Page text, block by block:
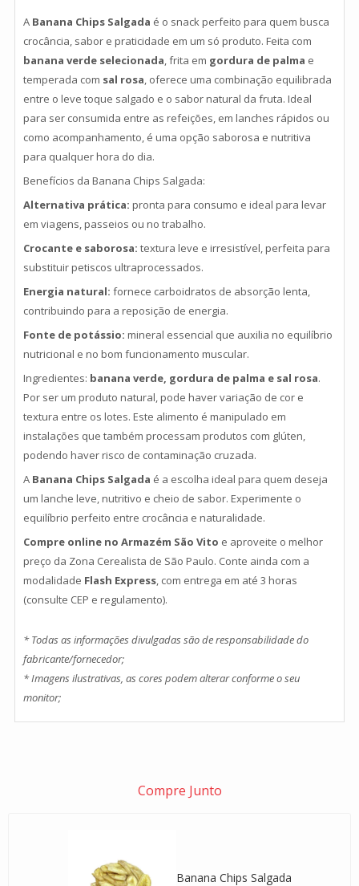
A Banana Chips Salgada é o snack perfeito para quem busca
crocância, sabor e praticidade em um só produto. Feita com
banana verde selecionada , frita em gordura de palma e
temperada com sal rosa , oferece uma combinação equilibrada
entre o leve toque salgado e o sabor natural da fruta. Ideal
para ser consumida entre as refeições, em lanches rápidos ou
como acompanhamento, é uma opção saborosa e nutritiva
para qualquer hora do dia.
Benefícios da Banana Chips Salgada:
Alternativa prática: pronta para consumo e ideal para levar
em viagens, passeios ou no trabalho.
Crocante e saborosa: textura leve e irresistível, perfeita para
substituir petiscos ultraprocessados.
Energia natural: fornece carboidratos de absorção lenta,
contribuindo para a reposição de energia.
Fonte de potássio: mineral essencial que auxilia no equilíbrio
nutricional e no bom funcionamento muscular.
Ingredientes: banana verde, gordura de palma e sal rosa.
Por ser um produto natural, pode haver variação de cor e
textura entre os lotes. Este alimento é manipulado em
instalações que também processam produtos com glúten,
podendo haver risco de contaminação cruzada.
A Banana Chips Salgada é a escolha ideal para quem deseja
um lanche leve, nutritivo e cheio de sabor. Experimente o
equilíbrio perfeito entre crocância e naturalidade.
Compre online no Armazém São Vito e aproveite o melhor
preço da Zona Cerealista de São Paulo. Conte ainda com a
modalidade Flash Express , com entrega em até 3 horas
(consulte CEP e regulamento).
* Todas as informações divulgadas são de responsabilidade do
fabricante/fornecedor;
* Imagens ilustrativas, as cores podem alterar conforme o seu
monitor;
Compre Junto
Banana Chips Salgada